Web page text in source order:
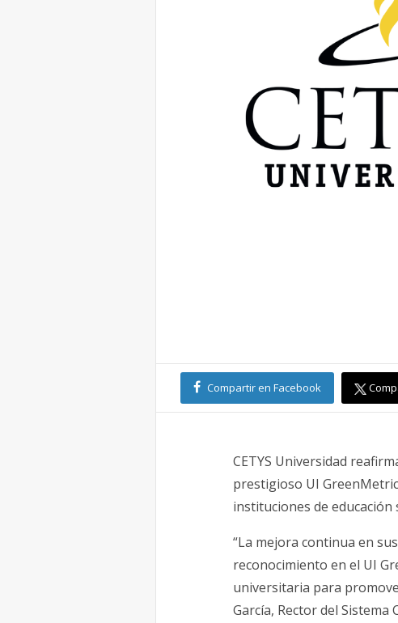
Compartir en Facebook
CETYS Universidad
prestigioso UI
instituciones de
“La mejora continua en
reconocimiento en el UI
universitaria para
García, Rector del Sistema